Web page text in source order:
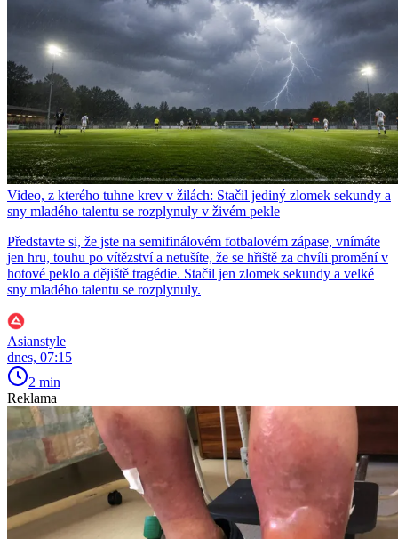
Video, z kterého tuhne krev v žilách: Stačil jediný zlomek sekundy a
sny mladého talentu se rozplynuly v živém pekle
Představte si, že jste na semifinálovém fotbalovém zápase, vnímáte
jen hru, touhu po vítězství a netušíte, že se hřiště za chvíli promění v
hotové peklo a dějiště tragédie. Stačil jen zlomek sekundy a velké
sny mladého talentu se rozplynuly.
Asianstyle
dnes, 07:15
2 min
Reklama